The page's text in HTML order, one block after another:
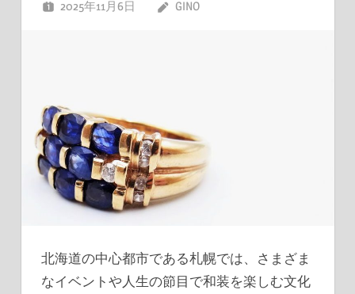
2025年11月6日 GINO
北海道の中心都市である札幌では、さまざま
なイベントや人生の節目で和装を楽しむ文化